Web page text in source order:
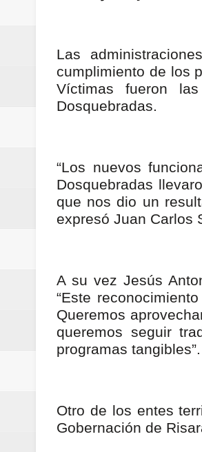
calle San
Las
cumplimiento de los
Víctimas fueron
Dosquebradas.
“Los nuevos
Dosquebradas
que nos dio un
expresó Juan Carlos
A su vez Jesús
“Este
Queremos
queremos seguir
programas tangibles”.
Otro de los entes
Gobernación de